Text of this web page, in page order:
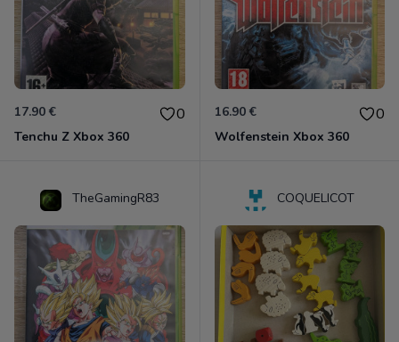
17.90 € 0
Tenchu Z Xbox 360
16.90 € 0
Wolfenstein Xbox 360
TheGamingR83 COQUELICOT